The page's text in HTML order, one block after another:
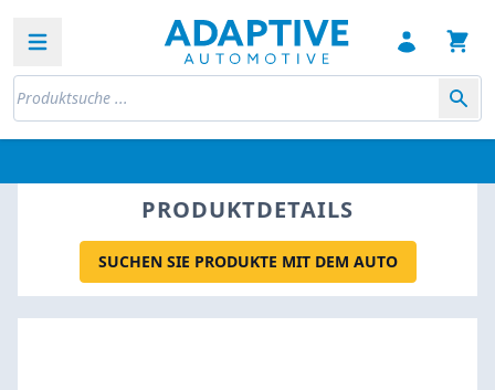
Open sidebar
PRODUKTDETAILS
SUCHEN SIE PRODUKTE MIT DEM AUTO